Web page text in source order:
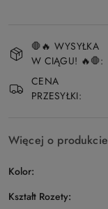
i
dostawa
🛑🔥 WYSYŁKA
W CIĄGU! 🔥🛑:
CENA
PRZESYŁKI:
Więcej o produkcie
Kolor:
Kształt Rozety: